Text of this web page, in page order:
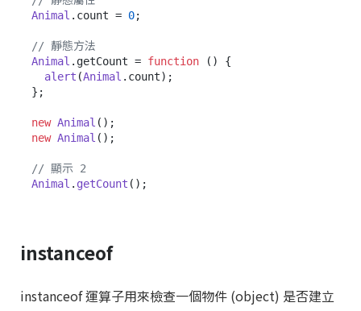
Animal . count = 0;
// 靜態方法
Animal . getCount = function ( ) {
alert (Animal . count);
};
new Animal
new Animal ();
// 顯示 2
Animal . getCount
instanceof
instanceof 運算子用來檢查一個物件 (object) 是否建立